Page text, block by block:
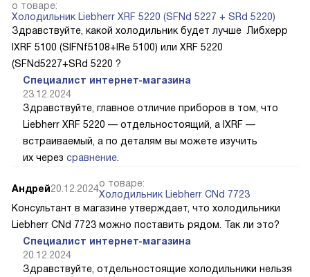
о товаре:
Холодильник Liebherr XRF 5220 (SFNd 5227 + SRd 5220)
Здравствуйте, какой холодильник будет лучше Либхерр
IXRF 5100 (SIFNf5108+IRe 5100) или XRF 5220
(SFNd5227+SRd 5220 ?
Специалист интернет-магазина
23.12.2024
Здравствуйте, главное отличие приборов в том, что
Liebherr XRF 5220 — отдельностоящий, а IXRF —
встраиваемый, а по деталям вы можете изучить
их через сравнение
Андрей20.12.2024о товаре:
Холодильник Liebherr CNd 7723
Консультант в магазине утверждает, что холодильники
Liebherr CNd 7723 можно поставить рядом. Так ли это?
Специалист интернет-магазина
20.12.2024
Здравствуйте, отдельностоящие холодильники нельзя